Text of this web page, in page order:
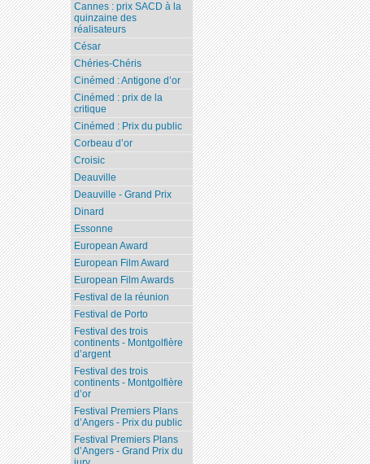
Cannes : prix SACD à la
quinzaine des
réalisateurs
César
Chéries-Chéris
Cinémed : Antigone d’or
Cinémed : prix de la
critique
Cinémed : Prix du public
Corbeau d’or
Croisic
Deauville
Deauville - Grand Prix
Dinard
Essonne
European Award
European Film Award
European Film Awards
Festival de la réunion
Festival de Porto
Festival des trois
continents - Montgolfière
d’argent
Festival des trois
continents - Montgolfière
d’or
Festival Premiers Plans
d’Angers - Prix du public
Festival Premiers Plans
d’Angers - Grand Prix du